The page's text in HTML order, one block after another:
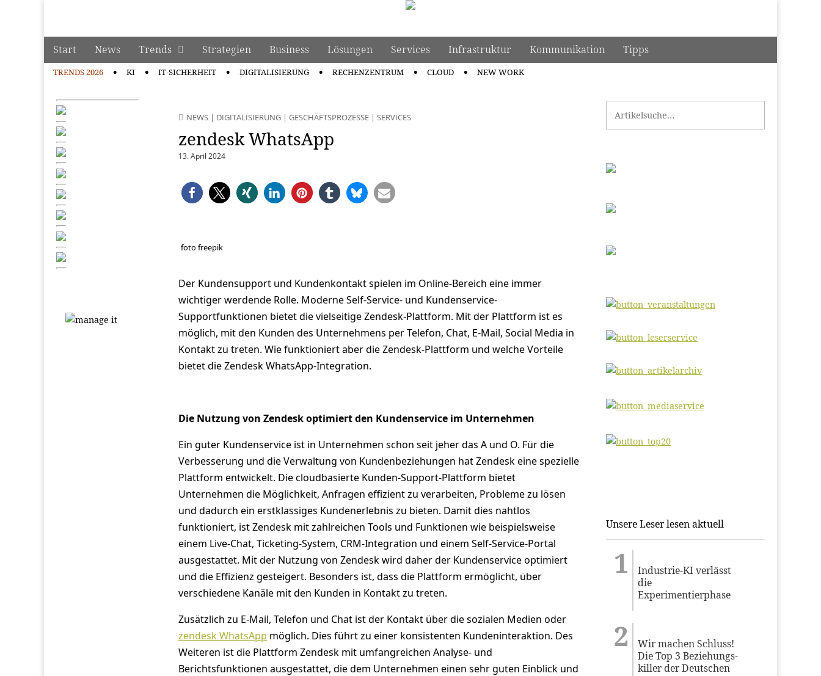
manage it
Main menu
Skip to content
Start News Trends Strategien Business Lösungen Services Infrastruktur Kommunikation Tipps
TRENDS 2026 KI IT-SICHERHEIT DIGITALISIERUNG RECHENZENTRUM CLOUD NEW WORK
NEWS| DIGITALISIERUNG| GESCHÄFTSPROZESSE| SERVICES
zendesk WhatsApp
13. April 2024
foto freepik
Der Kundensupport und Kundenkontakt spielen im Online-Bereich eine immer
wichtiger werdende Rolle. Moderne Self-Service- und Kundenservice-
Supportfunktionen bietet die vielseitige Zendesk-Plattform. Mit der Plattform ist es
möglich, mit den Kunden des Unternehmens per Telefon, Chat, E-Mail, Social Media in
Kontakt zu treten. Wie funktioniert aber die Zendesk-Plattform und welche Vorteile
bietet die Zendesk WhatsApp-Integration.
Die Nutzung von Zendesk optimiert den Kundenservice im Unternehmen
Ein guter Kundenservice ist in Unternehmen schon seit jeher das A und O. Für die
Verbesserung und die Verwaltung von Kundenbeziehungen hat Zendesk eine spezielle
Plattform entwickelt. Die cloudbasierte Kunden-Support-Plattform bietet
Unternehmen die Möglichkeit, Anfragen effizient zu verarbeiten, Probleme zu lösen
und dadurch ein erstklassiges Kundenerlebnis zu bieten. Damit dies nahtlos
funktioniert, ist Zendesk mit zahlreichen Tools und Funktionen wie beispielsweise
einem Live-Chat, Ticketing-System, CRM-Integration und einem Self-Service-Portal
ausgestattet. Mit der Nutzung von Zendesk wird daher der Kundenservice optimiert
und die Effizienz gesteigert. Besonders ist, dass die Plattform ermöglicht, über
verschiedene Kanäle mit den Kunden in Kontakt zu treten.
Zusätzlich zu E-Mail, Telefon und Chat ist der Kontakt über die sozialen Medien oder
zendesk WhatsApp möglich. Dies führt zu einer konsistenten Kundeninteraktion. Des
Weiteren ist die Plattform Zendesk mit umfangreichen Analyse- und
Berichtsfunktionen ausgestattet, die dem Unternehmen einen sehr guten Einblick und
Unsere Leser lesen aktuell
Industrie-KI verlässt
die
Experimentierphase
Wir machen Schluss!
Die Top 3 Beziehungs-
killer der Deutschen